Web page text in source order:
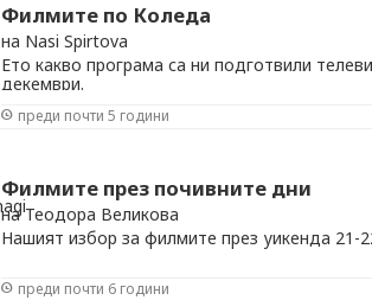
Филмите по Коледа
на Nasi Spirtova
Ето какво програма са ни подготвили
декември.
преди почти 5 години
Филмите през почивните дни
на Теодора Великова
Нашият избор за филмите през уикенда 21-
преди почти 6 години